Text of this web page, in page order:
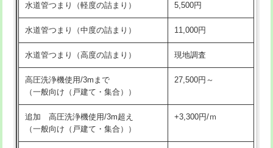
洗面台設置 38,500円
化粧台設置 22,000円
追加人工 16,500円
廃棄・処分 現場見積
※給水管工事は20mmまでの価格です。
交換・取付(排水栓・排水トラップ
22,000円+材料費
持込商品取付（混合水栓）
持込商品取付（浄水器・分岐水栓） 16,500円
水道管つまり（軽度の詰まり） 5,500円
水道管つまり（中度の詰まり） 11,000円
水道管つまり（高度の詰まり） 現地調査
高圧洗浄機使用/3mまで
（一般向け（戸建て・集合））
27,500円～
追加 高圧洗浄機使用/3m超え
（一般向け（戸建て・集合））
+3,300円/ｍ